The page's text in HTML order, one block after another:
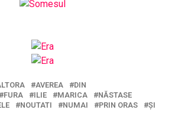
AVEREA
DIN
FURA ILIE MARICA
NĂSTASE
NOUTATI NUMAI PRIN ORAS ȘI